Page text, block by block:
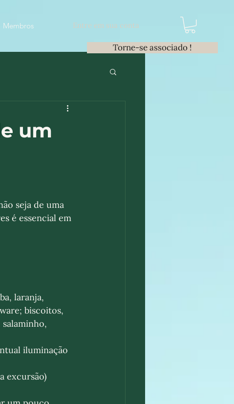
Membros Entre em sua conta
Torne-se associado !
um
seja de uma
é essencial em
laranja,
biscoitos,
iluminação
excursão)